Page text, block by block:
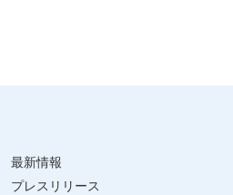
最新情報
プレスリリース